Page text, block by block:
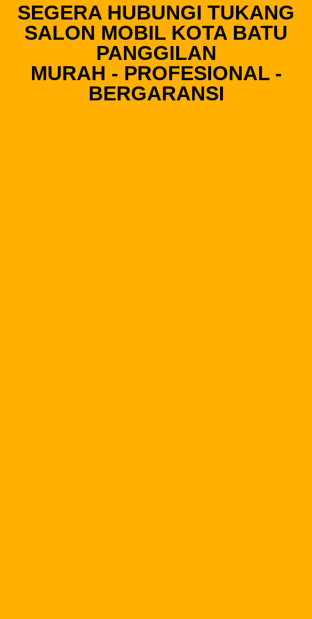
SEGERA HUBUNGI TUKANG
SALON MOBIL KOTA BATU
PANGGILAN
MURAH - PROFESIONAL -
BERGARANSI